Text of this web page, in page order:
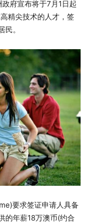
府宣布将于7月1日起
精尖技术的人才，签
。
要求签证申请人具备
的年薪18万澳币(约合